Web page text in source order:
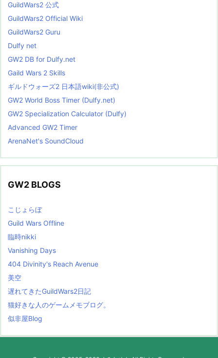
GuildWars2 公式
GuildWars2 Official Wiki
GuildWars2 Guru
Dulfy net
GW2 DB for Dulfy.net
Gaild Wars 2 Skills
ギルドウォーズ2 日本語wiki(非公式)
GW2 World Boss Timer (Dulfy.net)
GW2 Specialization Calculator (Dulfy)
Advanced GW2 Timer
ArenaNet's SoundCloud
GW2 BLOGS
こじょらぼ
Guild Wars Offline
臨時nikki
Vanishing Days
404 Divinity's Reach Avenue
美空
遅れてきたGuildWars2日記
猫好きな人のゲームメモブログ。
似非屋Blog